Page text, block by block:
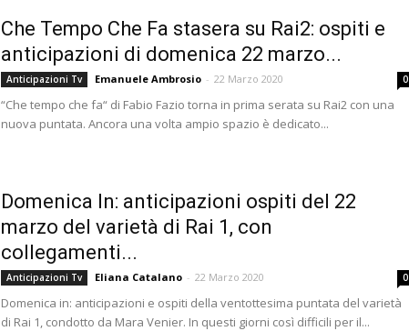
Che Tempo Che Fa stasera su Rai2: ospiti e
anticipazioni di domenica 22 marzo...
Anticipazioni Tv Emanuele Ambrosio - 22 Marzo 2020 0
“Che tempo che fa“ di Fabio Fazio torna in prima serata su Rai2 con una
nuova puntata. Ancora una volta ampio spazio è dedicato...
Domenica In: anticipazioni ospiti del 22
marzo del varietà di Rai 1, con
collegamenti...
Anticipazioni Tv Eliana Catalano - 22 Marzo 2020 0
Domenica in: anticipazioni e ospiti della ventottesima puntata del varietà
di Rai 1, condotto da Mara Venier. In questi giorni così difficili per il...